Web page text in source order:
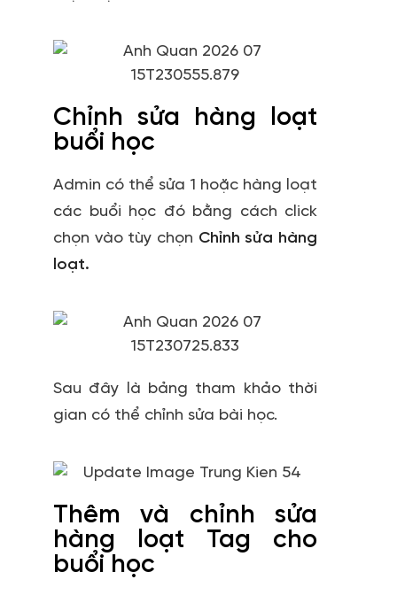
Chỉnh sửa hàng loạt
buổi học
Admin có thể sửa 1 hoặc hàng loạt
các buổi học đó bằng cách click
chọn vào tùy chọn Chỉnh sửa hàng
loạt.
Sau đây là bảng tham khảo thời
gian có thể chỉnh sửa bài học.
Thêm và chỉnh sửa
hàng loạt Tag cho
buổi học